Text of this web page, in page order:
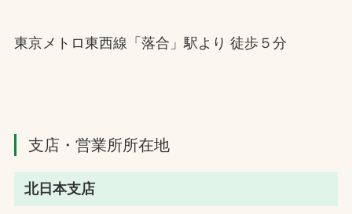
東京メトロ東西線「落合」駅より 徒歩５分
支店・営業所所在地
北日本支店